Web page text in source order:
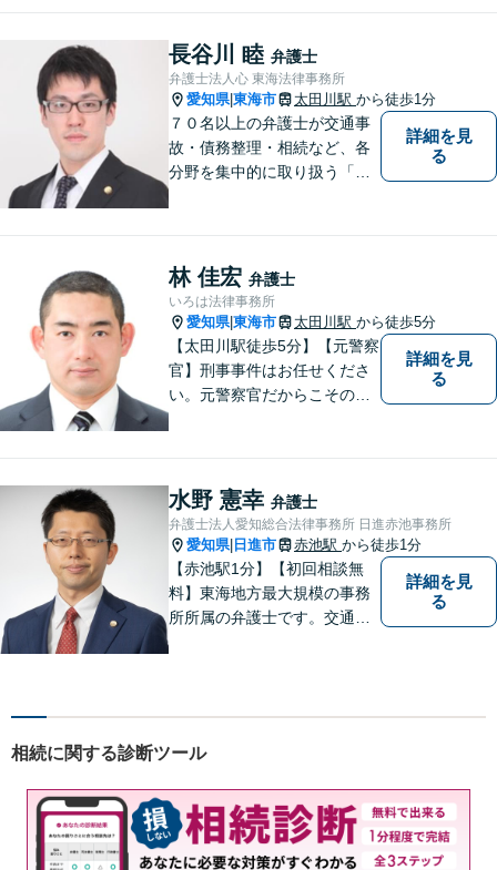
添った対応が可能です。お気
軽にご相談ください。
長谷川 睦 弁護士
弁護士法人心 東海法律事務所
愛知県|東海市 太田川駅 から徒歩1分
７０名以上の弁護士が交通事
故・債務整理・相続など、各
分野を集中的に取り扱う「分
できるよう努めております。
詳細を見
る
林 佳宏 弁護士
いろは法律事務所
愛知県|東海市 太田川駅 から徒歩5分
【太田川駅徒歩5分】【元警察
官】刑事事件はお任せくださ
い。元警察官だからこその視
ることはございません。元警
察官の経験を活かした交通事
故事案対応もいたします。
詳細を見
る
水野 憲幸 弁護士
弁護士法人愛知総合法律事務所 日進赤池事務所
愛知県| 日進市 赤池駅 から徒歩1分
【赤池駅1分】【初回相談無
料】東海地方最大規模の事務
所所属の弁護士です。交通事
談対応も行っております。ま
い。
詳細を見
る
相続に関する診断ツール